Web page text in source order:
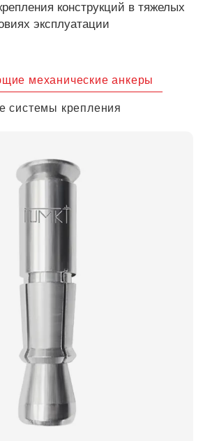
конструкций в тяжелых
эксплуатации
механические анкеры
системы крепления